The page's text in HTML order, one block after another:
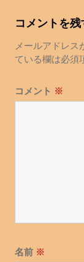
ー
シ
ョ
コメントを残
メールアドレス
ている欄は必須
コメント ※
名前 ※